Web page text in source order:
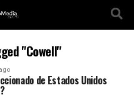
"Cowell"
de Estados Unidos